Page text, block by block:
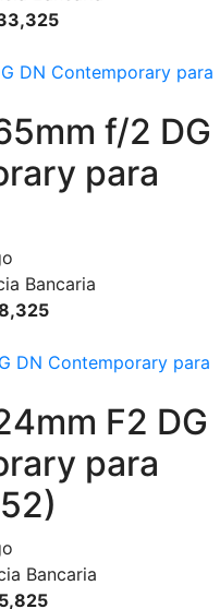
f/2 DG
para
Bancaria
F2 DG
para
Bancaria